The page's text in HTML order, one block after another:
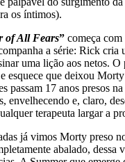
os íntimos).
of All Fears” começa com
a série: Rick cria
uma lição aos netos.
esquece que deixou
passam 17 anos presos
envelhecendo e, claro,
terapeuta largar a
já vimos Morty preso
abalado, dessa